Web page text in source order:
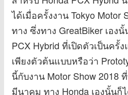
ได้เมื่อครั้งงาน Tokyo Motor
ทาง ซึ่งทาง GreatBiker เอง
PCX Hybrid ที่เปิดตัวเป็นครั้
เพียงตัวต้นแบบหรือว่า
นี้กับงาน Motor Show 2018
มีนาคม ทาง Honda เองนั้นก็